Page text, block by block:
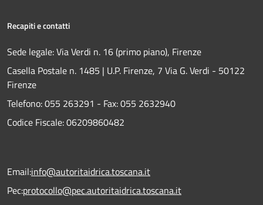
Recapiti e contatti
Sede legale: Via Verdi n. 16 (primo piano), Firenze
Casella Postale n. 1485 | U.P. Firenze, 7 Via G. Verdi - 50122
Firenze
Telefono:055 263291 - Fax:055 2632940
Codice Fiscale: 06209860482
Email:info@autoritaidrica.toscana.it
Pec:protocollo@pec.autoritaidrica.toscana.it